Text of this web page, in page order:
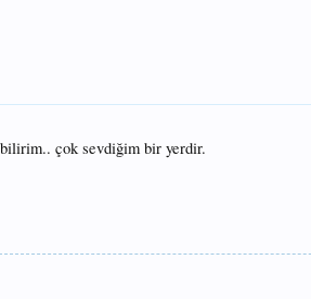
çok sevdiğim bir yerdir.